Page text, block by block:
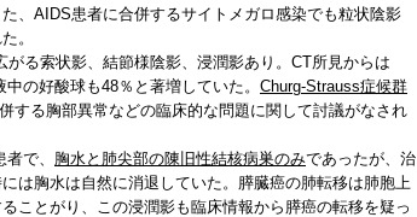
、AIDS患者に合併するサイトメガロ感染でも粒状陰影
。
る索状影、結節様陰影、浸潤影あり。CT所見からは
の好酸球も48％と著増していた。 Churg-Strauss症候群
する胸部異常などの臨床的な問題に関して討議がなされ
で、 胸水と肺尖部の陳旧性結核病巣のみであったが、治
は胸水は自然に消退していた。膵臓癌の肺転移は肺胞上
ことがり、この浸潤影も臨床情報から膵癌の転移を疑っ